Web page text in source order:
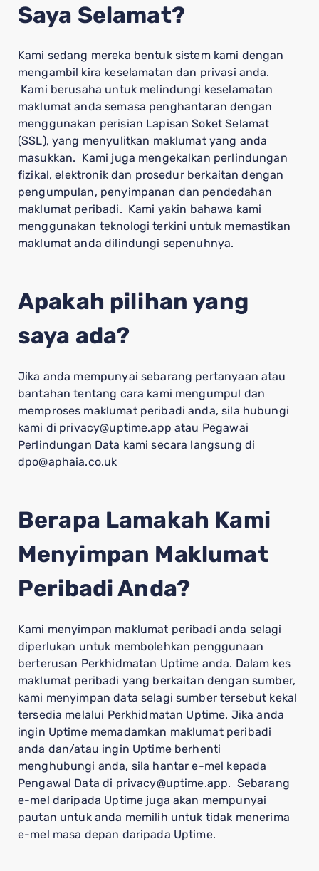
Saya Selamat?
Kami sedang mereka bentuk sistem kami dengan
mengambil kira keselamatan dan privasi anda.
Kami berusaha untuk melindungi keselamatan
maklumat anda semasa penghantaran dengan
menggunakan perisian Lapisan Soket Selamat
(SSL), yang menyulitkan maklumat yang anda
masukkan. Kami juga mengekalkan perlindungan
fizikal, elektronik dan prosedur berkaitan dengan
pengumpulan, penyimpanan dan pendedahan
maklumat peribadi. Kami yakin bahawa kami
menggunakan teknologi terkini untuk memastikan
maklumat anda dilindungi sepenuhnya.
Apakah pilihan yang
saya ada?
Jika anda mempunyai sebarang pertanyaan atau
bantahan tentang cara kami mengumpul dan
memproses maklumat peribadi anda, sila hubungi
kami di privacy@uptime.app atau Pegawai
Perlindungan Data kami secara langsung di
dpo@aphaia.co.uk
Berapa Lamakah Kami
Menyimpan Maklumat
Peribadi Anda?
Kami menyimpan maklumat peribadi anda selagi
diperlukan untuk membolehkan penggunaan
berterusan Perkhidmatan Uptime anda. Dalam kes
maklumat peribadi yang berkaitan dengan sumber,
kami menyimpan data selagi sumber tersebut kekal
tersedia melalui Perkhidmatan Uptime. Jika anda
ingin Uptime memadamkan maklumat peribadi
anda dan/atau ingin Uptime berhenti
menghubungi anda, sila hantar e-mel kepada
Pengawal Data di privacy@uptime.app. Sebarang
e-mel daripada Uptime juga akan mempunyai
pautan untuk anda memilih untuk tidak menerima
e-mel masa depan daripada Uptime.